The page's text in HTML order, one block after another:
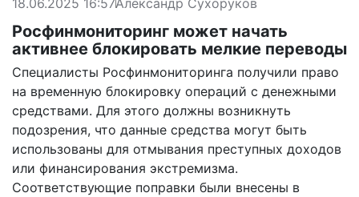
Росфинмониторинг может начать
активнее блокировать мелкие переводы
Специалисты Росфинмониторинга получили право
на временную блокировку операций с денежными
средствами. Для этого должны возникнуть
подозрения, что данные средства могут быть
использованы для отмывания преступных доходов
или финансирования экстремизма.
Соответствующие поправки были внесены в